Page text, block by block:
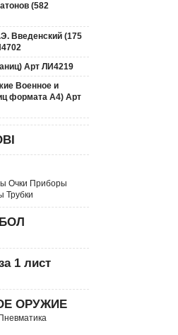
(582
Введенский (175
Арт ЛИ4219
Военное и
формата А4) Арт
Очки Приборы
Трубки
1 лист
ОРУЖИЕ